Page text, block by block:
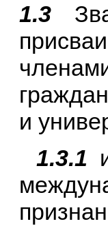
1.3
и
1.3.1